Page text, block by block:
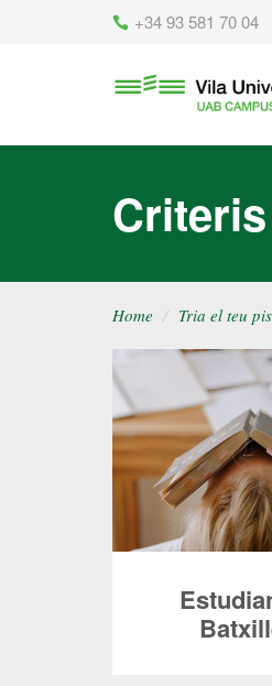
+34 93 581 70 04
Universitària
Criteris
Home Tria el teu pis